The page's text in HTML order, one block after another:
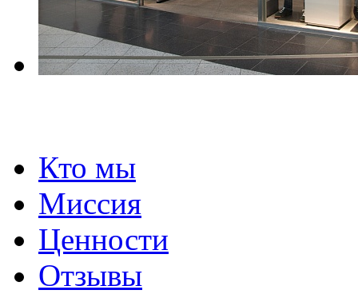
Кто мы
Миссия
Ценности
Отзывы